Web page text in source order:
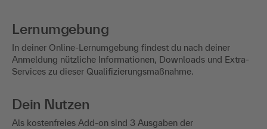
Lernumgebung
In deiner Online-Lernumgebung findest du nach deiner
Anmeldung nützliche Informationen, Downloads und Extra-
Services zu dieser Qualifizierungsmaßnahme.
Dein Nutzen
Als kostenfreies Add-on sind 3 Ausgaben der